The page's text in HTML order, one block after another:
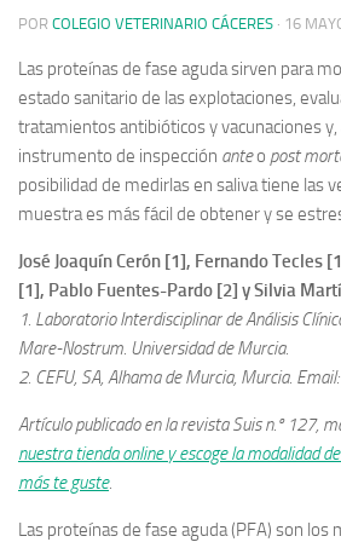
POR COLEGIO VETERINARIO CÁCERES · 16
Las proteínas de fase aguda sirven para
estado sanitario de las explotaciones,
tratamientos antibióticos y vacunaciones
instrumento de inspección anteo post
posibilidad de medirlas en saliva tiene las
muestra es más fácil de obtener y se
José Joaquín Cerón [1], Fernando Tecles
[1], Pablo Fuentes-Pardo [2] y Silvia
1. Laboratorio Interdisciplinar de Análisis
Mare-Nostrum. Universidad de Murcia.
2. CEFU, SA, Alhama de Murcia, Murcia. Email:
Artículo publicado en la revista Suis n.º 127,
nuestra tienda online y escoge la modalidad
más te guste.
Las proteínas de fase aguda (PFA) son los